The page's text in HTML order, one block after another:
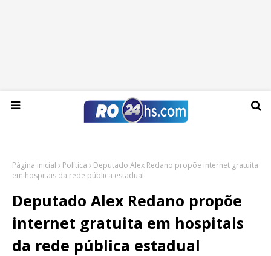
Sábado, 08 de agosto de 2026
Página inicial Política
Deputado Alex Redano propõe internet gratuita
em hospitais da rede pública estadual
Deputado Alex Redano propõe
internet gratuita em hospitais
da rede pública estadual